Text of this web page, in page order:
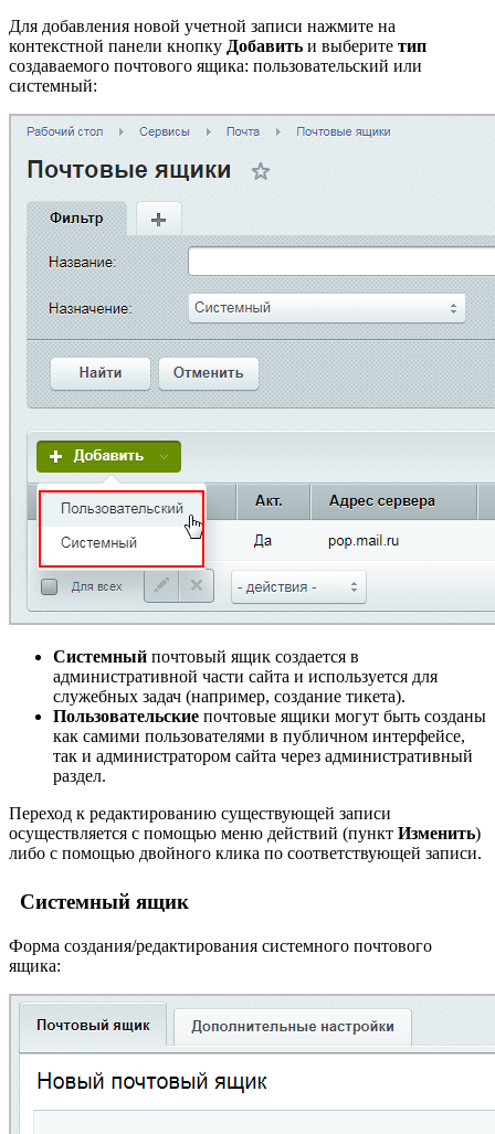
Для добавления новой учетной записи нажмите на
контекстной панели кнопку Добавить и выберите тип
создаваемого почтового ящика: пользовательский или
системный:
Системный почтовый ящик создается в
административной части сайта и используется для
служебных задач (например, создание тикета).
Пользовательские почтовые ящики могут быть созданы
как самими пользователями в публичном интерфейсе,
так и администратором сайта через административный
раздел.
Переход к редактированию существующей записи
осуществляется с помощью меню действий (пункт Изменить)
либо с помощью двойного клика по соответствующей записи.
Системный ящик
Форма создания/редактирования системного почтового
ящика: